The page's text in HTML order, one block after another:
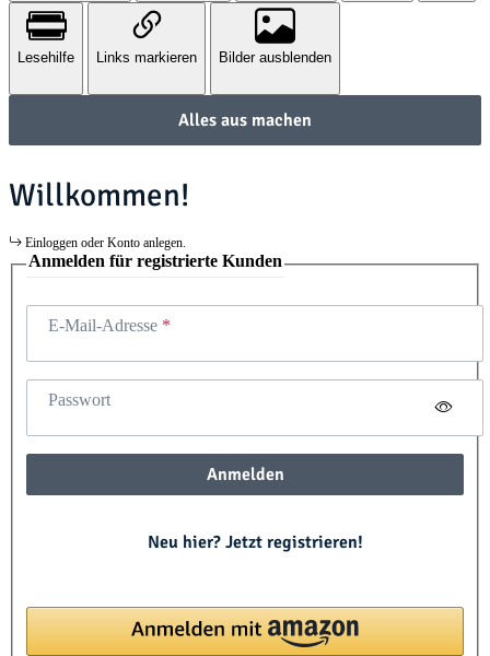
Lesehilfe Links markieren Bilder ausblenden
Alles aus machen
Willkommen!
Einloggen oder Konto anlegen.
Anmelden für registrierte Kunden
E-Mail-Adresse
Passwort
Anmelden
Neu hier? Jetzt registrieren!